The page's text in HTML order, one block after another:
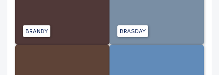
BRANDY BRASDAY